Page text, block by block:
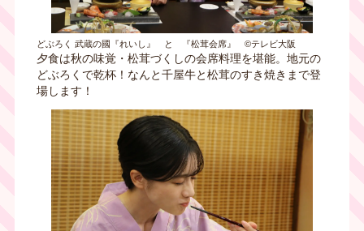
どぶろく 武蔵の國『れいし』 と 『松茸会席』 ©テレビ大阪
夕食は秋の味覚・松茸づくしの会席料理を堪能。地元の
どぶろくで乾杯！なんと千屋牛と松茸のすき焼きまで登
場します！